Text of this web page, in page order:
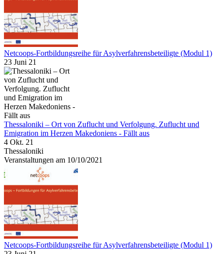
Netcoops-Fortbildungsreihe für Asylverfahrensbeteiligte (Modul 1)
23 Juni 21
Thessaloniki – Ort von Zuflucht und Verfolgung. Zuflucht und
Emigration im Herzen Makedoniens - Fällt aus
4 Okt. 21
Thessaloniki
Veranstaltungen am 10/10/2021
Netcoops-Fortbildungsreihe für Asylverfahrensbeteiligte (Modul 1)